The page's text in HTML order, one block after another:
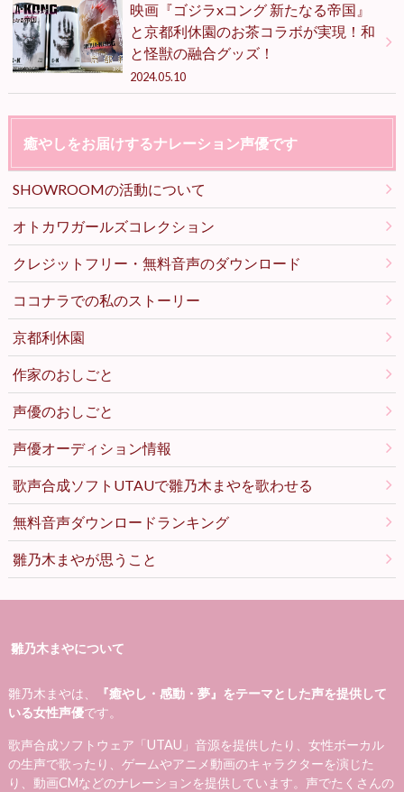
映画『ゴジラxコング 新たなる帝国』
と京都利休園のお茶コラボが実現！和
と怪獣の融合グッズ！
2024.05.10
癒やしをお届けするナレーション声優です
SHOWROOMの活動について
オトカワガールズコレクション
クレジットフリー・無料音声のダウンロード
ココナラでの私のストーリー
京都利休園
作家のおしごと
声優のおしごと
声優オーディション情報
歌声合成ソフトUTAUで雛乃木まやを歌わせる
無料音声ダウンロードランキング
雛乃木まやが思うこと
雛乃木まやについて
雛乃木まやは、
『癒やし・感動・夢』をテーマとした声を提供して
いる女性声優です。
歌声合成ソフトウェア「UTAU」音源を提供したり、女性ボーカル
の生声で歌ったり、ゲームやアニメ動画のキャラクターを演じた
り、動画CMなどのナレーションを提供しています。声でたくさんの